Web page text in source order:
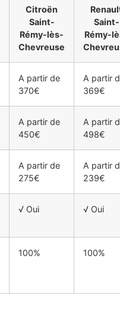
Citroën
Saint-
Rémy-lès-
Chevreuse
Saint-
Rémy-
A partir de
370€
A partir
369€
A partir de
450€
A partir
498€
A partir de
275€
A partir
239€
√ Oui √ Oui
100% 100%